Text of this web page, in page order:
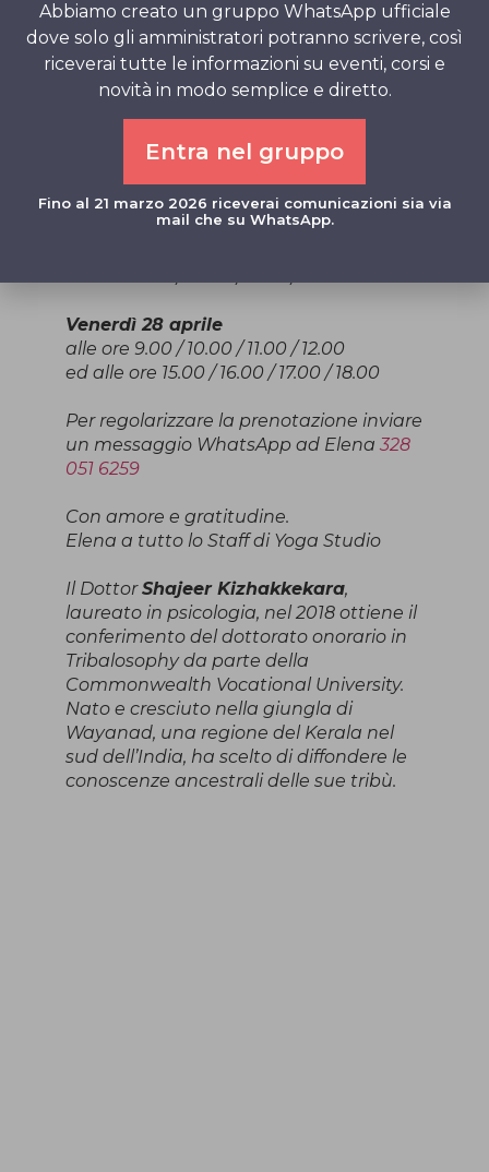
Ahimsa
Shajeer Kizhakkekara,
che sarà disponibile per delle sedute
Mercoledì 26 aprile
alle ore 9.00 / 10.00 / 11.00 / 12.00
ed alle ore 15.00 / 16.00 / 17.00 / 18.00
Venerdì 28 aprile
alle ore 9.00 / 10.00 / 11.00 / 12.00
ed alle ore 15.00 / 16.00 / 17.00 / 18.00
Per regolarizzare la prenotazione inviare
un messaggio WhatsApp ad Elena 328
051 6259
Con amore e gratitudine.
Elena a tutto lo Staff di Yoga Studio
Il DottorShajeer Kizhakkekara,
laureato in psicologia, nel 2018 ottiene il
conferimento del dottorato onorario in
Tribalosophy da parte della
Commonwealth Vocational University.
Nato e cresciuto nella giungla di
Wayanad, una regione del Kerala nel
sud dell’India, ha scelto di diffondere le
conoscenze ancestrali delle sue tribù.
Abbiamo creato un gruppo WhatsApp ufficiale
dove solo gli amministratori potranno scrivere, così
riceverai tutte le informazioni su eventi, corsi e
novità in modo semplice e diretto.
Entra nel gruppo
Fino al 21 marzo 2026 riceverai comunicazioni sia via
mail che su WhatsApp.